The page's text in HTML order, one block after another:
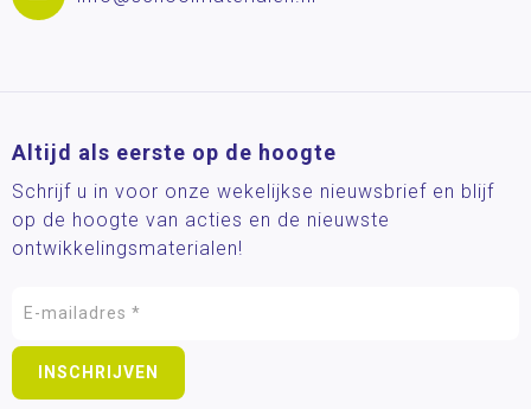
Altijd als eerste op de hoogte
Schrijf u in voor onze wekelijkse nieuwsbrief en blijf
op de hoogte van acties en de nieuwste
ontwikkelingsmaterialen!